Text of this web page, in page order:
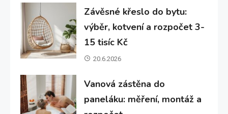
Závěsné křeslo do bytu:
výběr, kotvení a rozpočet 3-
15 tisíc Kč
20.6.2026
Vanová zástěna do
paneláku: měření, montáž a